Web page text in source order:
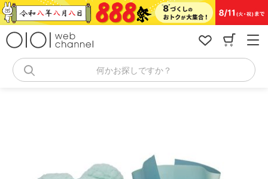
コ
ン
何かお探しですか？